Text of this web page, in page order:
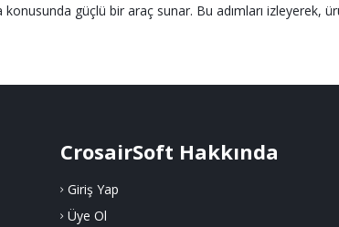
güçlü bir araç sunar. Bu adımları izleyerek,
CrosairSoft Hakkında
Giriş Yap
Üye Ol